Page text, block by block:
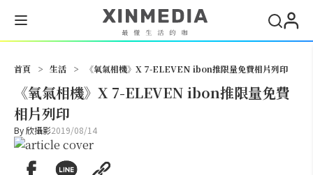
首頁 > 生活 > 《氧氣相機》X 7-ELEVEN ibon推限量免費相片列印
《氧氣相機》X 7-ELEVEN ibon推限量免費
相片列印
By欣攝影2019/08/14